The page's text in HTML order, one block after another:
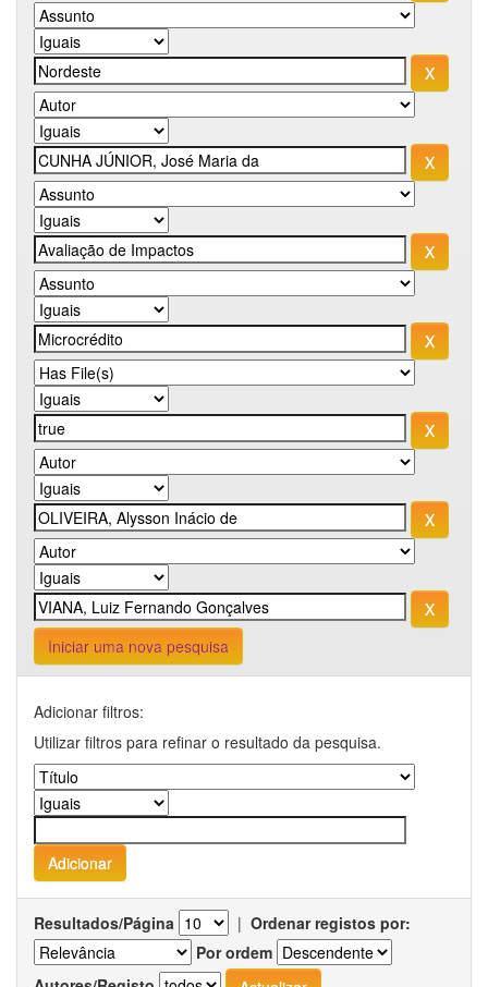
Iniciar uma nova pesquisa
Adicionar filtros:
Utilizar filtros para refinar o resultado da pesquisa.
Resultados/Página | Ordenar registos por:
Por ordem